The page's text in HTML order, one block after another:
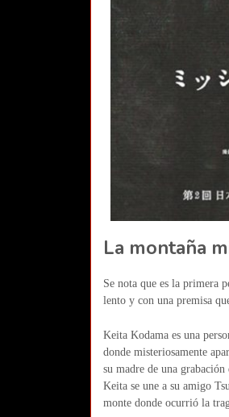
La montaña
Se nota que es la primera
lento y con una premisa
Keita Kodama es una
donde misteriosamente
su madre de una
Keita se une a su amigo
monte donde ocurrió la